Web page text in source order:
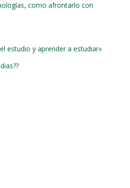
como afrontarlo con
estudio y aprender a estudiar»